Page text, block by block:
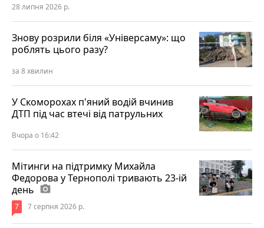
28 липня 2026 р.
Знову розрили біля «Універсаму»: що
роблять цього разу?
за 8 хвилин
У Скоморохах п'яний водій вчинив
ДТП під час втечі від патрульних
Вчора о 16:42
Мітинги на підтримку Михайла
Федорова у Тернополі тривають 23-ій
день photo_camera
7 7 серпня 2026 р.